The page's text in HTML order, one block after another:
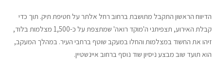
הדיווח הראשון התקבל מתושבת ברחוב רחל אלתר על חטיפת תיק. תוך כדי
קבלת האירוע, תצפיתני ה'מוקד רואה' שמתצפת על כ-1,500 מצלמות בלוד,
זיהו את החשוד במצלמות והחלו במעקב שוטף ברחבי העיר. במהלך המעקב,
הוא תועד שוב מבצע ניסיון שוד נוסף ברחוב איינשטיין.